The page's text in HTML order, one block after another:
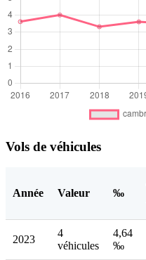
Vols de véhicules
Année Valeur ‰
2023
4
véhicules
4,64
‰